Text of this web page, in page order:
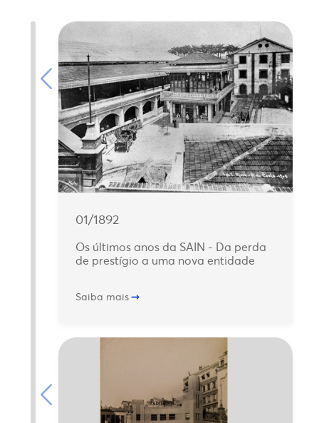
01/1892
Os últimos anos da SAIN - Da perda
de prestígio a uma nova entidade
Saiba mais